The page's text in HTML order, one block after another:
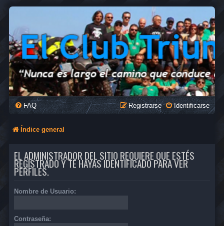
FAQ Identificarse
Registrarse
Índice general
EL ADMINISTRADOR DEL SITIO REQUIERE QUE ESTÉS
REGISTRADO Y TE HAYAS IDENTIFICADO PARA VER
PERFILES.
Nombre de Usuario:
Contraseña: